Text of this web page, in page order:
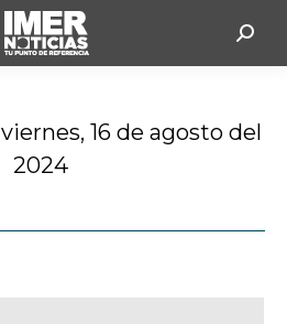
viernes, 16 de agosto del
2024